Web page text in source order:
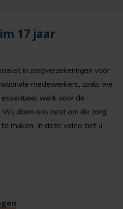
17 jaar
in zorgverzekeringen voor
medewerkers, zoals we
werk voor de
Wij doen ons best om de zorg
maken. In deze video ziet u